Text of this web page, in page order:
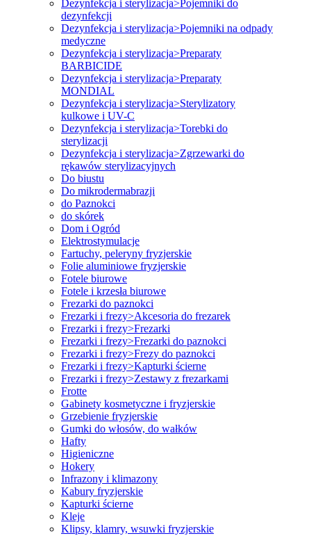
Dezynfekcja i sterylizacja>Pojemniki do
dezynfekcji
Dezynfekcja i sterylizacja>Pojemniki na odpady
medyczne
Dezynfekcja i sterylizacja>Preparaty
BARBICIDE
Dezynfekcja i sterylizacja>Preparaty
MONDIAL
Dezynfekcja i sterylizacja>Sterylizatory
kulkowe i UV-C
Dezynfekcja i sterylizacja>Torebki do
sterylizacji
Dezynfekcja i sterylizacja>Zgrzewarki do
rękawów sterylizacyjnych
Do biustu
Do mikrodermabrazji
do Paznokci
do skórek
Dom i Ogród
Elektrostymulacje
Fartuchy, peleryny fryzjerskie
Folie aluminiowe fryzjerskie
Fotele biurowe
Fotele i krzesła biurowe
Frezarki do paznokci
Frezarki i frezy>Akcesoria do frezarek
Frezarki i frezy>Frezarki
Frezarki i frezy>Frezarki do paznokci
Frezarki i frezy>Frezy do paznokci
Frezarki i frezy>Kapturki ścierne
Frezarki i frezy>Zestawy z frezarkami
Frotte
Gabinety kosmetyczne i fryzjerskie
Grzebienie fryzjerskie
Gumki do włosów, do wałków
Hafty
Higieniczne
Hokery
Infrazony i klimazony
Kabury fryzjerskie
Kapturki ścierne
Kleje
Klipsy, klamry, wsuwki fryzjerskie